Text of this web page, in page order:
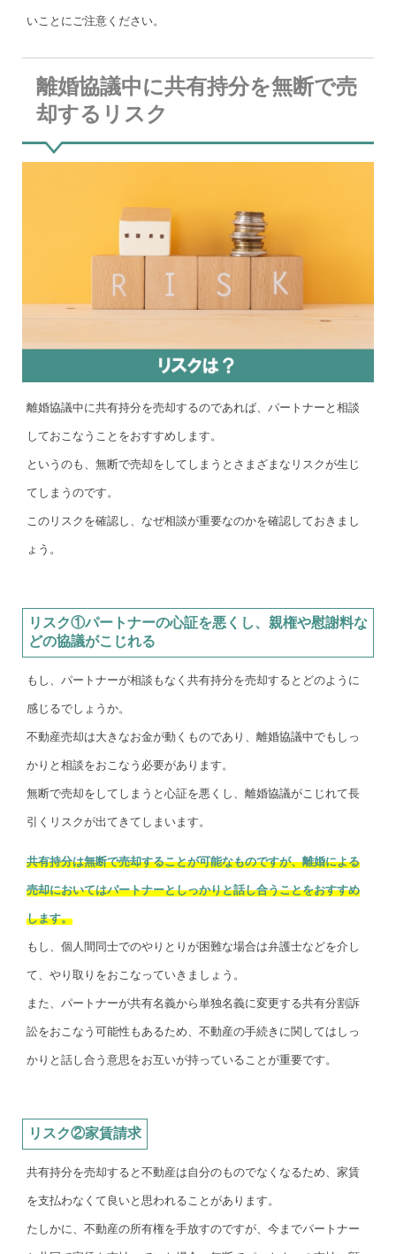
いことにご注意ください。
離婚協議中に共有持分を無断で売
却するリスク
離婚協議中に共有持分を売却するのであれば、パートナーと相談
しておこなうことをおすすめします。
というのも、無断で売却をしてしまうとさまざまなリスクが生じ
てしまうのです。
このリスクを確認し、なぜ相談が重要なのかを確認しておきまし
ょう。
リスク①パートナーの心証を悪くし、親権や慰謝料な
どの協議がこじれる
もし、パートナーが相談もなく共有持分を売却するとどのように
感じるでしょうか。
不動産売却は大きなお金が動くものであり、離婚協議中でもしっ
かりと相談をおこなう必要があります。
無断で売却をしてしまうと心証を悪くし、離婚協議がこじれて長
引くリスクが出てきてしまいます。
共有持分は無断で売却することが可能なものですが、離婚による
売却においてはパートナーとしっかりと話し合うことをおすすめ
します。
もし、個人間同士でのやりとりが困難な場合は弁護士などを介し
て、やり取りをおこなっていきましょう。
また、パートナーが共有名義から単独名義に変更する共有分割訴
訟をおこなう可能性もあるため、不動産の手続きに関してはしっ
かりと話し合う意思をお互いが持っていることが重要です。
リスク②家賃請求
共有持分を売却すると不動産は自分のものでなくなるため、家賃
を支払わなくて良いと思われることがあります。
たしかに、不動産の所有権を手放すのですが、今までパートナー